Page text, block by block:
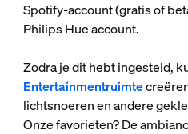
Spotify-account (gratis of
Philips Hue account.
Zodra je dit hebt ingesteld,
Entertainmentruimte
lichtsnoeren en andere
Onze favorieten? De